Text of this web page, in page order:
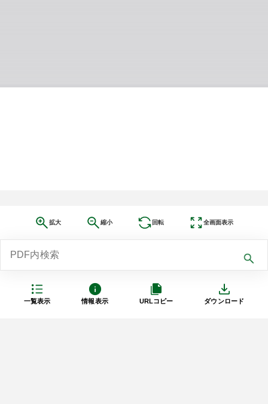
一覧表示 情報表示 URLコピー ダウンロード
拡大 縮小 回転 全画面表示